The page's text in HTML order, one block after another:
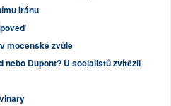
Íránu
mocenské zvůle
nebo Dupont? U socialistů zvítězil